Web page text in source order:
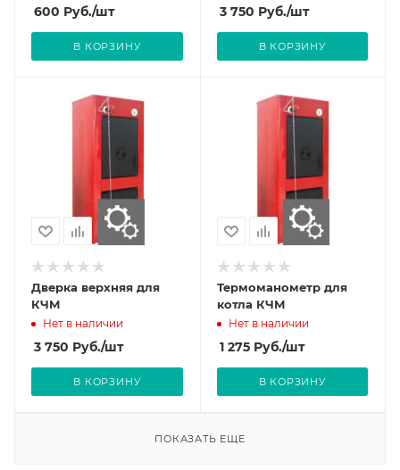
600 Руб./шт
В КОРЗИНУ
3 750 Руб./шт
В КОРЗИНУ
Дверка верхняя для
КЧМ
Нет в наличии
3 750 Руб./шт
В КОРЗИНУ
Термоманометр для
котла КЧМ
Нет в наличии
1 275Руб./шт
В КОРЗИНУ
ПОКАЗАТЬ ЕЩЕ